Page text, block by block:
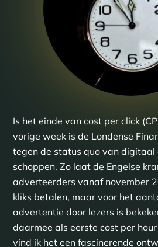
Is het einde van cost per click
vorige week is de Londense
tegen de status quo van
schoppen. Zo laat de Engelse
adverteerders vanaf november
kliks betalen, maar voor het
advertentie door lezers is
daarmee als eerste cost per hour
vind ik het een fascinerende